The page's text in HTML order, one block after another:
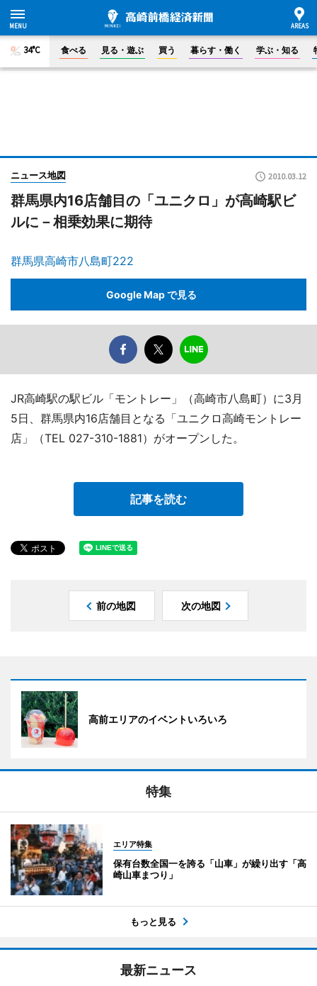
34°C 食べる 見る・遊ぶ 買う 暮らす・働く 学ぶ・知る
ニュース地図 2010.03.12
群馬県内16店舗目の「ユニクロ」が高崎駅ビ
ルに－相乗効果に期待
群馬県高崎市八島町222
Google Map で見る
JR高崎駅の駅ビル「モントレー」（高崎市八島町）に3月
5日、群馬県内16店舗目となる「ユニクロ高崎モントレー
店」（TEL 027-310-1881）がオープンした。
記事を読む
前の地図 次の地図
高前エリアのイベントいろいろ
特集
エリア特集
保有台数全国一を誇る「山車」が繰り出す「高
崎山車まつり」
もっと見る
最新ニュース